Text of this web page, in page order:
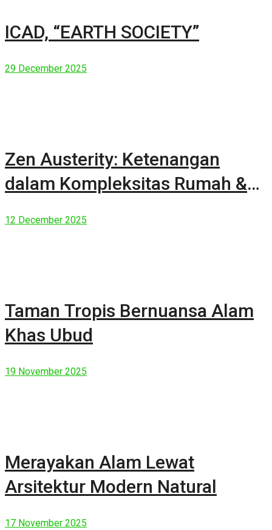
ICAD, “EARTH SOCIETY”
29 December 2025
Zen Austerity: Ketenangan
dalam Kompleksitas Rumah &
12 December 2025
Taman Tropis Bernuansa Alam
Khas Ubud
19 November 2025
Merayakan Alam Lewat
Arsitektur Modern Natural
17 November 2025